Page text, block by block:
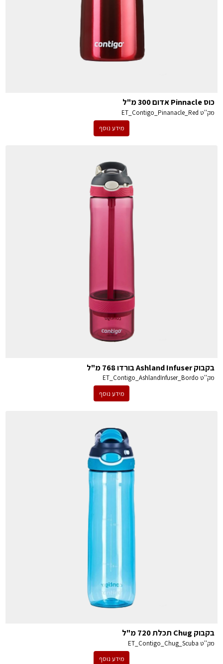
כוס Pinnacle אדום 300 מ"ל
מק''ט ET_Contigo_Pinanacle_Red
מידע נוסף
בקבוק Ashland Infuser בורדו 768 מ"ל
מק''ט ET_Contigo_AshlandInfuser_Bordo
מידע נוסף
בקבוק Chug תכלת 720 מ"ל
מק''ט ET_Contigo_Chug_Scuba
מידע נוסף